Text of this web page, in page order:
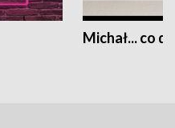
Michał... co